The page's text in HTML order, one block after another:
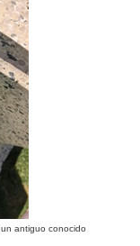
antiguo conocido